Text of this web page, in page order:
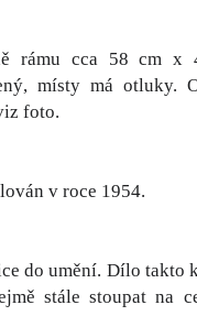
rámu cca 58 cm x
místy má otluky.
foto.
v roce 1954.
do umění. Dílo takto
stále stoupat na